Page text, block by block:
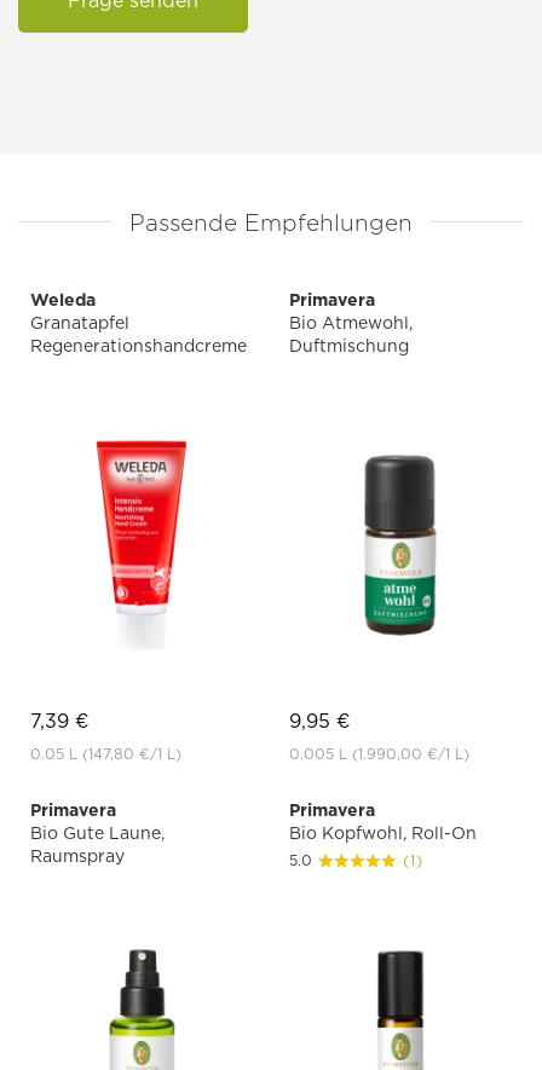
Passende Empfehlungen
Weleda
Granatapfel
Regenerationshandcreme
7,39 €
0.05 L (147,80 €/1 L)
Primavera
Bio Atmewohl,
Duftmischung
9,95 €
0.005 L (1.990,00 €/1 L)
Primavera
Bio Gute Laune,
Raumspray
Primavera
Bio Kopfwohl, Roll-On
5.0 (1)